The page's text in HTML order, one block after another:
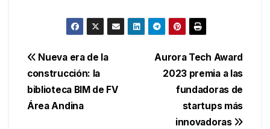
Navegación
de
entradas
Aurora Tech Award
2023 premia a las
fundadoras de
startups más
innovadoras
Nueva era de la
construcción: la
biblioteca BIM de FV
Área Andina